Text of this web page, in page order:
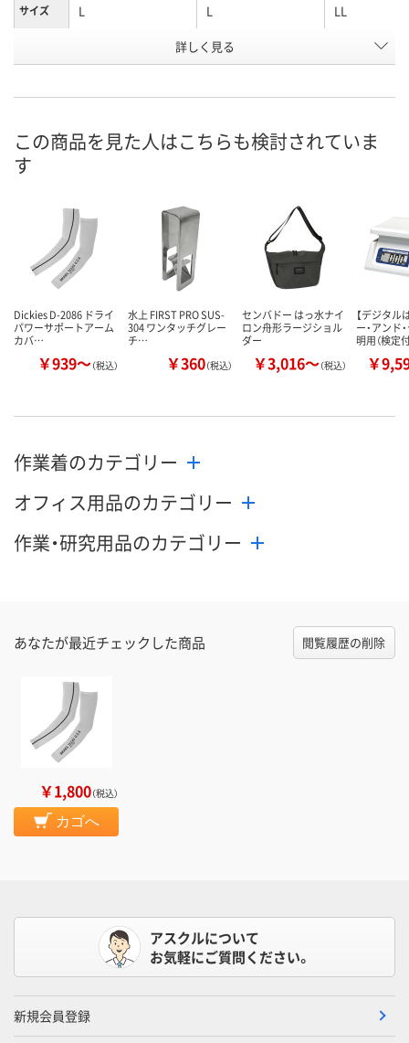
サイズ L L LL
ブラック アーミー
号
お届け日
数量
カゴへ カゴへ カ
詳しく見る
この商品を見た人はこちらも検討されていま
す
Dickies D-2086 ドライ
パワーサポートアーム
カバ…
￥939～（税込）
水上 FIRST PRO SUS-
304 ワンタッチグレー
チ…
￥360（税込）
センバドー はっ水ナイ
ロン舟形ラージショル
ダー
￥3,016～（税込）
【デジタル
ー・アンド
明用（検定
￥
作業着のカテゴリー
オフィス用品のカテゴリー
作業・研究用品のカテゴリー
あなたが最近チェックした商品 閲覧履歴の削除
￥1,800（税込）
カゴへ
アスクルについて
お気軽にご質問ください。
新規会員登録